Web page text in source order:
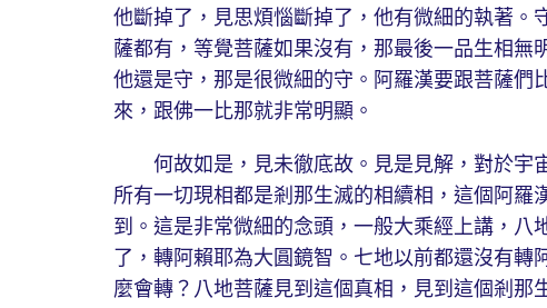
他斷掉了，見思煩惱斷掉了，他有微細的執著。
薩都有，等覺菩薩如果沒有，那最後一品生相無
他還是守，那是很微細的守。阿羅漢要跟菩薩們
來，跟佛一比那就非常明顯。
何故如是，見未徹底故。見是見解，對於宇
所有一切現相都是剎那生滅的相續相，這個阿
到。這是非常微細的念頭，一般大乘經上講，八
了，轉阿賴耶為大圓鏡智。七地以前都還沒有
麼會轉？八地菩薩見到這個真相，見到這個剎